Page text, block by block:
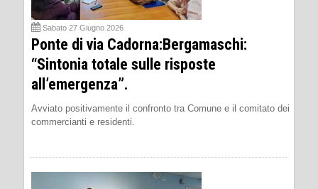
Sabato 27 Giugno 2026
Ponte di via Cadorna:Bergamaschi:
“Sintonia totale sulle risposte
all’emergenza”.
Avviato positivamente il confronto tra Comune e il comitato dei
commercianti e residenti.